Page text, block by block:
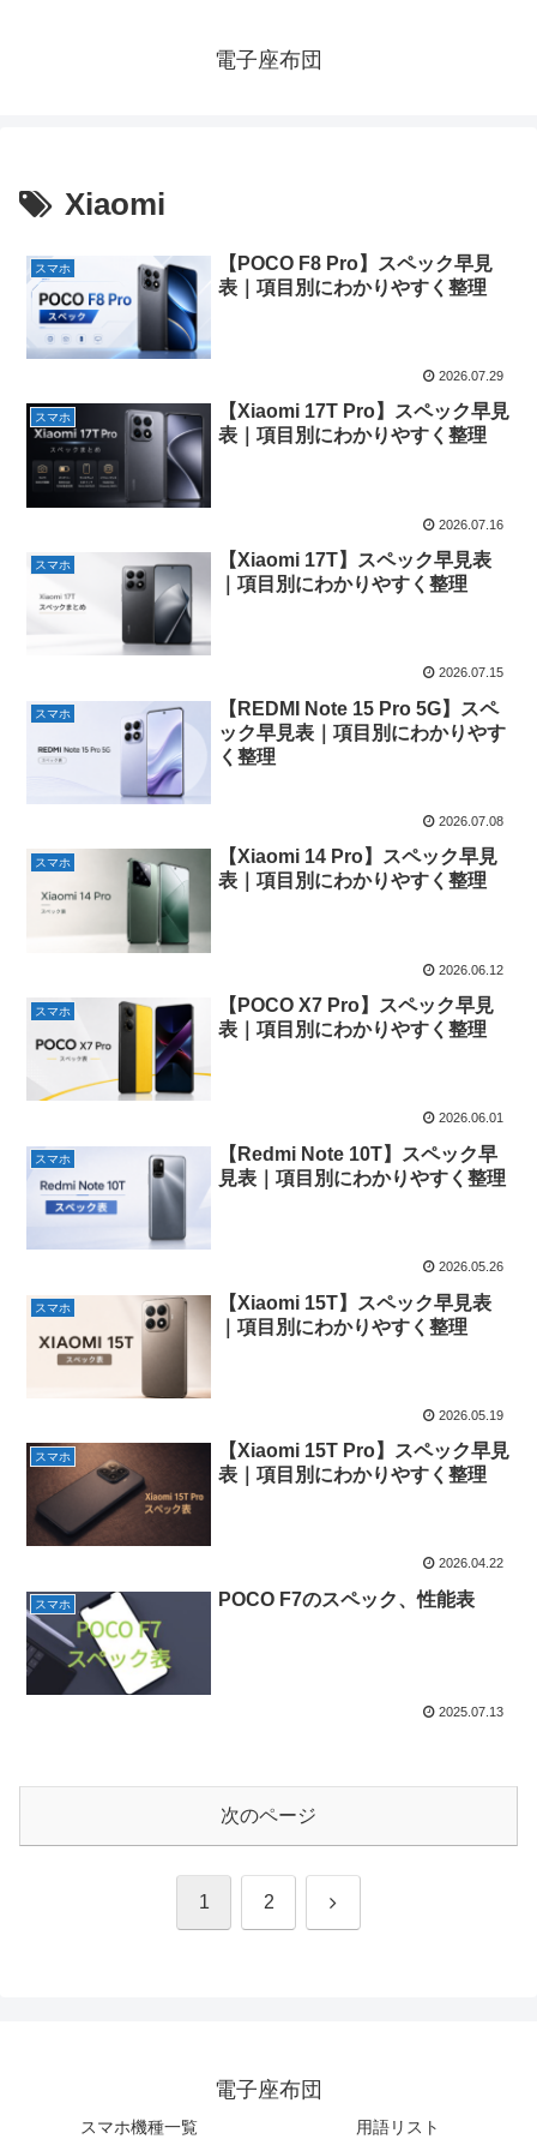
電子座布団
Xiaomi
スマホ
【POCO F8 Pro】スペック早見
表｜項目別にわかりやすく整理
2026.07.29
スマホ
【Xiaomi 17T Pro】スペック早見
表｜項目別にわかりやすく整理
2026.07.16
スマホ
【Xiaomi 17T】スペック早見表
｜項目別にわかりやすく整理
2026.07.15
スマホ
【REDMI Note 15 Pro 5G】スペ
ック早見表｜項目別にわかりやす
く整理
2026.07.08
スマホ
【Xiaomi 14 Pro】スペック早見
表｜項目別にわかりやすく整理
2026.06.12
スマホ
【POCO X7 Pro】スペック早見
表｜項目別にわかりやすく整理
2026.06.01
スマホ
【Redmi Note 10T】スペック早
見表｜項目別にわかりやすく整理
2026.05.26
スマホ
【Xiaomi 15T】スペック早見表
｜項目別にわかりやすく整理
2026.05.19
スマホ
【Xiaomi 15T Pro】スペック早見
表｜項目別にわかりやすく整理
2026.04.22
スマホ POCO F7のスペック、性能表
2025.07.13
次のページ
1 2 次
電子座布団
スマホ機種一覧 用語リスト